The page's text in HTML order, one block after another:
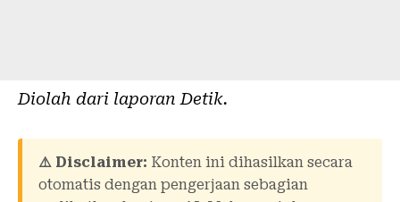
Diolah dari laporan Detik.
⚠️ Disclaimer: Konten ini dihasilkan secara
otomatis dengan pengerjaan sebagian